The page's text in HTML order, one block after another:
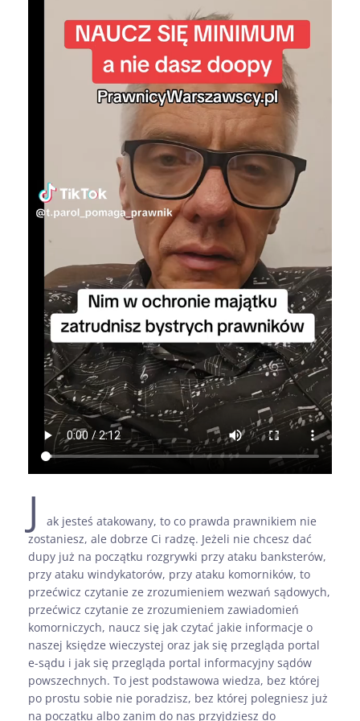
J
ak jesteś atakowany, to co prawda prawnikiem nie
zostaniesz, ale dobrze Ci radzę. Jeżeli nie chcesz dać
dupy już na początku rozgrywki przy ataku banksterów,
przy ataku windykatorów, przy ataku komorników, to
przećwicz czytanie ze zrozumieniem wezwań sądowych,
przećwicz czytanie ze zrozumieniem zawiadomień
komorniczych, naucz się jak czytać jakie informacje o
naszej księdze wieczystej oraz jak się przegląda portal
e-sądu i jak się przegląda portal informacyjny sądów
powszechnych. To jest podstawowa wiedza, bez której
po prostu sobie nie poradzisz, bez której polegniesz już
na początku albo zanim do nas przyjdziesz do